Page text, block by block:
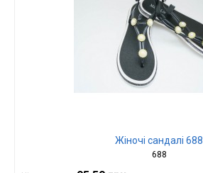
Жіночі сандалі 688
688